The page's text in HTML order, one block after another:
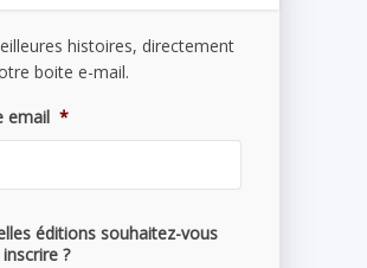
histoires, directement
boite e-mail.
email *
éditions souhaitez-vous
?